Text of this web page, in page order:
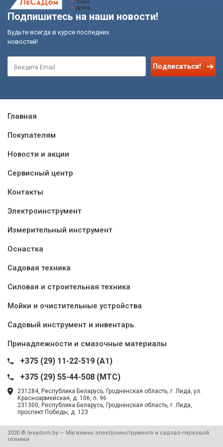
Подпишитесь на наши новости!
Будьте всегда в курсе последних
новостей!
Подписаться!
Главная
Покупателям
Новости и акции
Сервисный центр
Контакты
Электроинструмент
Измерительный инструмент
Оснастка
Садовая техника
Силовая и строительная техника
Мойки и очистительные устройства
Садовый инструмент и инвентарь
Принадлежности и смазочные материалы
+375 (29) 11-22-519 (A1)
+375 (29) 55-44-508 (MTC)
231284, Республика Беларусь, Гродненская область, г. Лида, ул.
Красноармейская, д. 106, п. 96
231300, Республика Беларусь, Гродненская область, г. Лида,
проспект Победы, д. 123
2020 © lesadom.by — Магазины электроинструмента и садово-парковой
техники